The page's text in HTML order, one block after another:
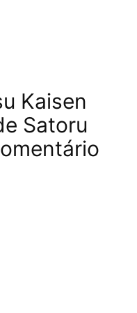
Kaisen
Satoru